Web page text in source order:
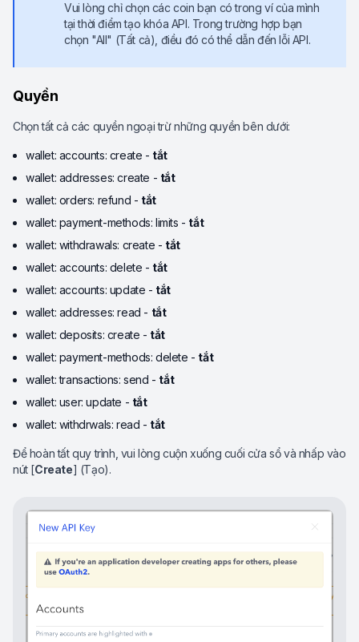
Vui lòng chỉ chọn các coin bạn có trong ví của mình
tại thời điểm tạo khóa API. Trong trường hợp bạn
chọn "All" (Tất cả), điều đó có thể dẫn đến lỗi API.
Quyền
Chọn tất cả các quyền ngoại trừ những quyền bên dưới:
wallet: accounts: create - tắt
wallet: addresses: create - tắt
wallet: orders: refund - tắt
wallet: payment-methods: limits - tắt
wallet: withdrawals: create - tắt
wallet: accounts: delete - tắt
wallet: accounts: update - tắt
wallet: addresses: read - tắt
wallet: deposits: create - tắt
wallet: payment-methods: delete - tắt
wallet: transactions: send - tắt
wallet: user: update - tắt
wallet: withdrwals: read - tắt
Để hoàn tất quy trình, vui lòng cuộn xuống cuối cửa sổ và nhấp vào
nút [Create] (Tạo).